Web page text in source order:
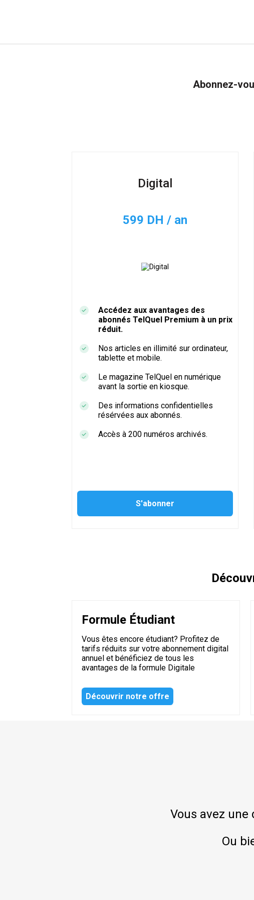
Abonnez-
Digital
599 DH / an
Accédez aux avantages des
abonnés TelQuel Premium à un prix
réduit.
Nos articles en illimité sur ordinateur,
tablette et mobile.
Le magazine TelQuel en numérique
avant la sortie en kiosque.
Des informations confidentielles
résérvées aux abonnés.
Accès à 200 numéros archivés.
Formule Étudiant
Vous êtes encore étudiant? Profitez de
tarifs réduits sur votre abonnement digital
annuel et bénéficiez de tous les
avantages de la formule Digitale
Découvrir notre offre
Vous avez une
Ou